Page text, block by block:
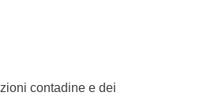
contadine e dei